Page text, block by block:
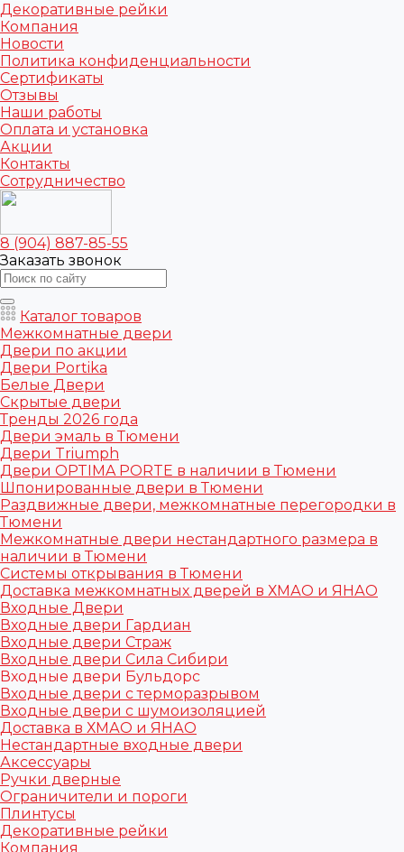
Декоративные рейки
Компания
Новости
Политика конфиденциальности
Сертификаты
Отзывы
Наши работы
Оплата и установка
Акции
Контакты
Сотрудничество
8 (904) 887-85-55
Заказать звонок
Каталог товаров
Межкомнатные двери
Двери по акции
Двери Portika
Белые Двери
Скрытые двери
Тренды 2026 года
Двери эмаль в Тюмени
Двери Triumph
Двери OPTIMA PORTE в наличии в Тюмени
Шпонированные двери в Тюмени
Раздвижные двери, межкомнатные перегородки в
Тюмени
Межкомнатные двери нестандартного размера в
наличии в Тюмени
Системы открывания в Тюмени
Доставка межкомнатных дверей в ХМАО и ЯНАО
Входные Двери
Входные двери Гардиан
Входные двери Страж
Входные двери Сила Сибири
Входные двери Бульдорс
Входные двери с терморазрывом
Входные двери с шумоизоляцией
Доставка в ХМАО и ЯНАО
Нестандартные входные двери
Аксессуары
Ручки дверные
Ограничители и пороги
Плинтусы
Декоративные рейки
Компания